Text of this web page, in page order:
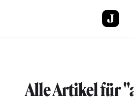
Alle Artikel für